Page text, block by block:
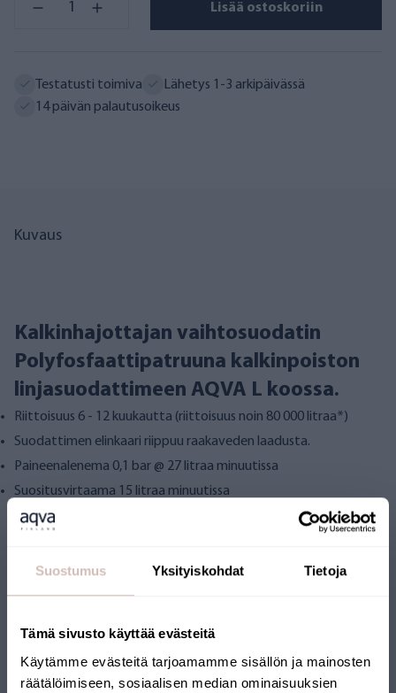
Suostumus Yksityiskohdat Tietoja
Tämä sivusto käyttää evästeitä
Käytämme evästeitä tarjoamamme sisällön ja mainosten
räätälöimiseen, sosiaalisen median ominaisuuksien
Lisää ostoskoriin
Testatusti toimiva
Lähetys 1-3 arkipäivässä
14 päivän palautusoikeus
Kuvaus
Kalkinhajottajan vaihtosuodatin
Polyfosfaattipatruuna kalkinpoiston
linjasuodattimeen AQVA L koossa.
Riittoisuus 6 - 12 kuukautta (riittoisuus noin 80 000 litraa*)
Suodattimen elinkaari riippuu raakaveden laadusta.
Paineenalenema 0,1 bar @ 27 litraa minuutissa
Suositusvirtaama 15 litraa minuutissa